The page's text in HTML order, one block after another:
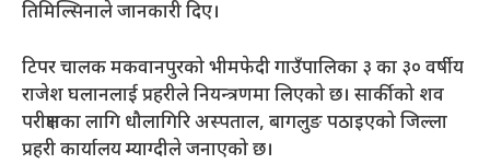
तिमिल्सिनाले जानकारी दिए।
टिपर चालक मकवानपुरको भीमफेदी गाउँपालिका ३ का ३० वर्षीय
राजेश घलानलाई प्रहरीले नियन्त्रणमा लिएको छ। सार्कीको शव
परीक्षणका लागि धौलागिरि अस्पताल, बागलुङ पठाइएको जिल्ला
प्रहरी कार्यालय म्याग्दीले जनाएको छ।